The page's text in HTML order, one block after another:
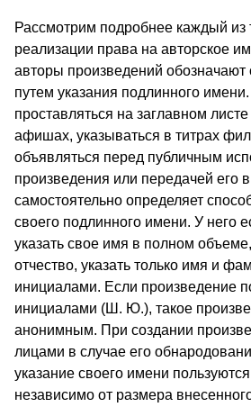
Рассмотрим подробнее каждый из
реализации права на авторское
авторы произведений обозначают
путем указания подлинного
проставляться на заглавном
афишах, указываться в титрах
объявляться перед публичным
произведения или передачей его
самостоятельно определяет
своего подлинного имени. У него
указать свое имя в полном
отчест­во, указать только имя и
инициалами. Ес­ли произведение
инициалами (Ш. Ю.), та­кое
анонимным. При создании
лицами в случае его
указание своего имени
незави­симо от размера